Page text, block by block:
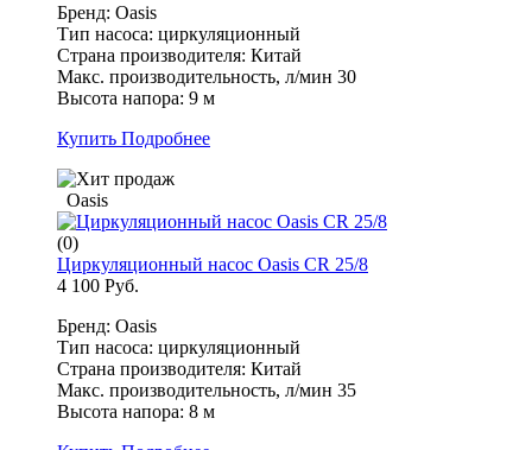
Бренд: Oasis
Тип насоса: циркуляционный
Страна производителя: Китай
Макс. производительность, л/мин 30
Высота напора: 9 м
Купить Подробнее
Oasis
(0)
Циркуляционный насос Oasis CR 25/8
4 100 Руб.
Бренд: Oasis
Тип насоса: циркуляционный
Страна производителя: Китай
Макс. производительность, л/мин 35
Высота напора: 8 м